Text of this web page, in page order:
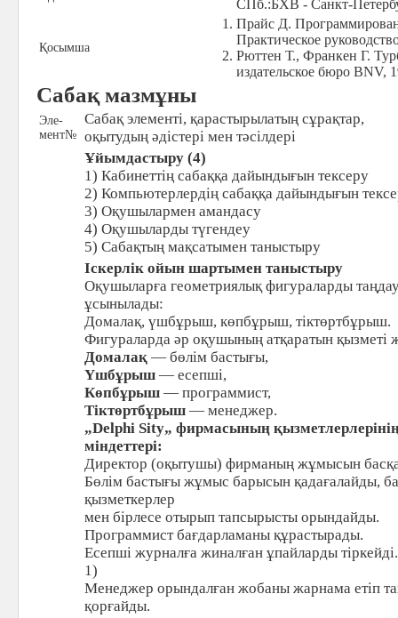
СПб.:БХВ - Санкт-
Қосымша
Прайс Д.
Практическое
Рюттен Т., Франкен Г.
издательское бюро BNV,
Сабақ мазмұны
Эле-
мент№
Сабақ элементі, қарастырылатың сұрақтар,
оқытудың әдістері мен тәсілдері
Ұйымдастыру (4)
1) Кабинеттің сабаққа дайындығын тексеру
2) Компьютерлердің сабаққа дайындығын
3) Оқушылармен амандасу
4) Оқушыларды түгендеу
5) Сабақтың мақсатымен таныстыру
Іскерлік ойын шартымен таныстыру
Оқушыларға геометриялық фигураларды
ұсынылады:
Домалақ, үшбұрыш, көпбұрыш, тіктөртбұрыш.
Фигураларда әр оқушының атқаратын қызметі
Домалақ — бөлім бастығы,
Үшбұрыш — есепші,
Көпбұрыш — программист,
Тіктөртбұрыш — менеджер.
„Delphi Sity„ фирмасының қ
міндеттері:
Директор (оқытушы) фирманың жұмысын
Бөлім бастығы жұмыс барысын қадағалайды,
қызметкерлер
мен бірлесе отырып тапсырысты орындайды.
Программист бағдарламаны құрастырады.
Есепші журналға жиналған ұпайларды
1)
Менеджер орындалған жобаны жарнама етіп
қорғайды.